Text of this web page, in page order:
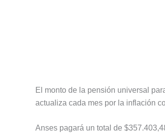
El monto de la pensión universal
actualiza cada mes por la inflación
Anses pagará un total de